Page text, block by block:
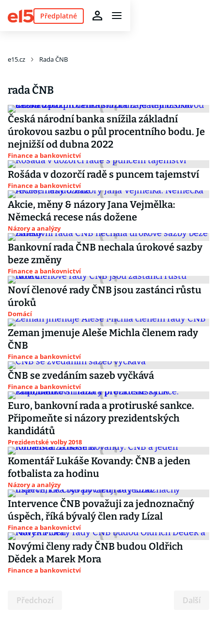
Předplatné
e15.cz Rada ČNB
rada ČNB
Česká národní banka snížila základní
úrokovou sazbu o půl procentního bodu. Je
nejnižší od dubna 2022
Finance a bankovnictví
Rošáda v dozorčí radě s puncem tajemství
Finance a bankovnictví
Akcie, měny & názory Jana Vejmělka:
Německá recese nás dožene
Názory a analýzy
Bankovní rada ČNB nechala úrokové sazby
beze změny
Finance a bankovnictví
Noví členové rady ČNB jsou zastánci růstu
úroků
Domácí
Zeman jmenuje Aleše Michla členem rady
ČNB
Finance a bankovnictví
ČNB se zvedáním sazeb vyčkává
Finance a bankovnictví
Euro, bankovní rada a protiruské sankce.
Připomeňte si názory prezidentských
kandidátů
Prezidentské volby 2018
Komentář Lukáše Kovandy: ČNB a jeden
fotbalista za hodinu
Názory a analýzy
Intervence ČNB považuji za jednoznačný
úspěch, říká bývalý člen rady Lízal
Finance a bankovnictví
Novými členy rady ČNB budou Oldřich
Dědek a Marek Mora
Finance a bankovnictví
Předchozí Další